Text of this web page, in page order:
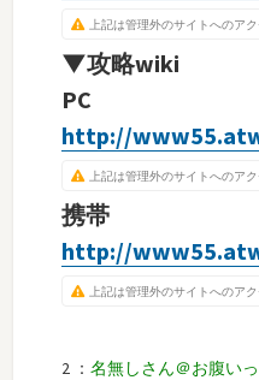
上記は管理外のサイトへのアク
▼攻略wiki
PC
http://
上記は管理外のサイトへのアク
携帯
http://
上記は管理外のサイトへのアク
2 ： 名無しさん＠お腹いっ